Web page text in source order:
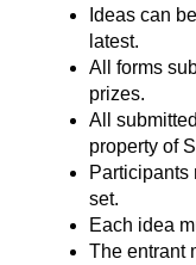
Ideas can
latest.
All forms
prizes.
All
property of
Participants
set.
Each idea
The entrant